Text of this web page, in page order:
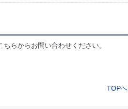
らからお問い合わせください。
TOPへ